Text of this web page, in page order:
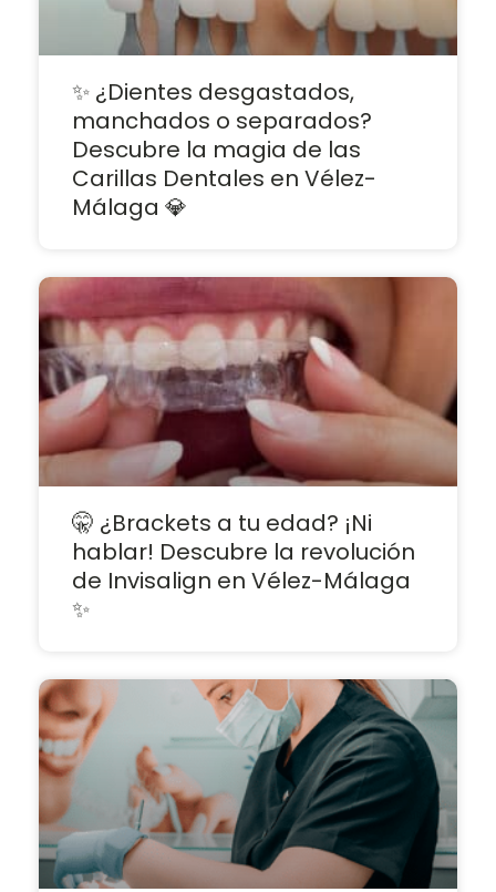
✨ ¿Dientes desgastados,
manchados o separados?
Descubre la magia de las
Carillas Dentales en Vélez-
Málaga 💎
🤫 ¿Brackets a tu edad? ¡Ni
hablar! Descubre la revolución
de Invisalign en Vélez-Málaga
✨